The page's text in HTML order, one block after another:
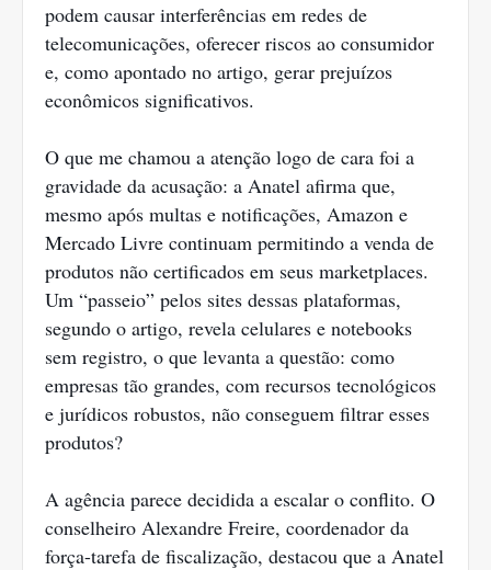
podem causar interferências em redes de
telecomunicações, oferecer riscos ao consumidor
e, como apontado no artigo, gerar prejuízos
econômicos significativos.
O que me chamou a atenção logo de cara foi a
gravidade da acusação: a Anatel afirma que,
mesmo após multas e notificações, Amazon e
Mercado Livre continuam permitindo a venda de
produtos não certificados em seus marketplaces.
Um “passeio” pelos sites dessas plataformas,
segundo o artigo, revela celulares e notebooks
sem registro, o que levanta a questão: como
empresas tão grandes, com recursos tecnológicos
e jurídicos robustos, não conseguem filtrar esses
produtos?
A agência parece decidida a escalar o conflito. O
conselheiro Alexandre Freire, coordenador da
força-tarefa de fiscalização, destacou que a Anatel